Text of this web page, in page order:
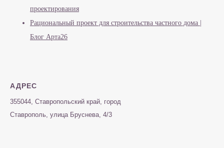
проектирования
Рациональный проект для строительства частного дома |
Блог Арта26
АДРЕС
355044, Ставропольский край, город
Ставрополь, улица Бруснева, 4/3